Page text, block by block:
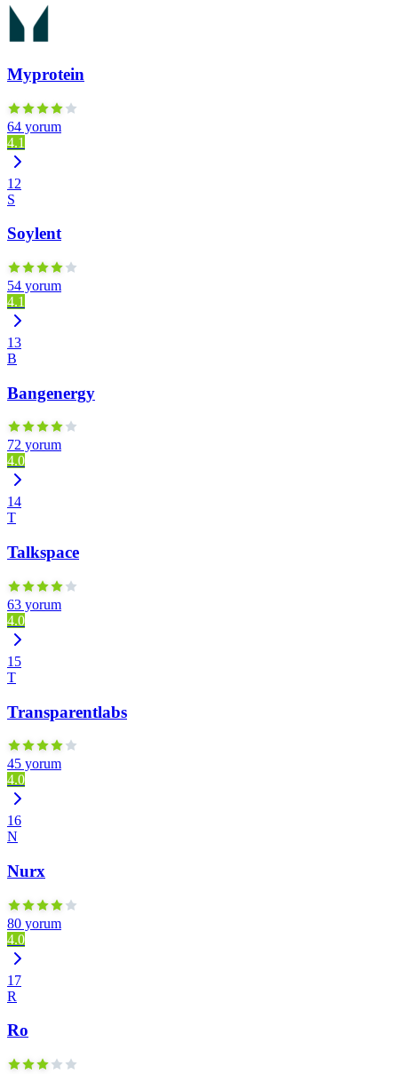
Myprotein
64 yorum
4.1
12
S
Soylent
54 yorum
4.1
13
B
Bangenergy
72 yorum
4.0
14
T
Talkspace
63 yorum
4.0
15
T
Transparentlabs
45 yorum
4.0
16
N
Nurx
80 yorum
4.0
17
R
Ro